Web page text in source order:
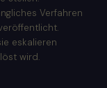
Verfahren
eskalieren
wird.